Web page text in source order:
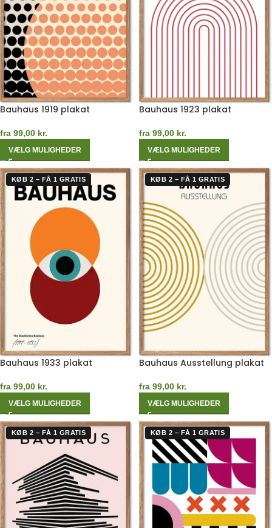
Bauhaus 1919 plakat
fra 99,00 kr.
VÆLG MULIGHEDER
Bauhaus 1923 plakat
fra 99,00 kr.
VÆLG MULIGHEDER
KØB 2 – FÅ 1 GRATIS
Bauhaus 1933 plakat
fra 99,00 kr.
VÆLG MULIGHEDER
KØB 2 – FÅ 1 GRATIS
Bauhaus Ausstellung plakat
fra 99,00 kr.
VÆLG MULIGHEDER
KØB 2 – FÅ 1 GRATIS KØB 2 – FÅ 1 GRATIS